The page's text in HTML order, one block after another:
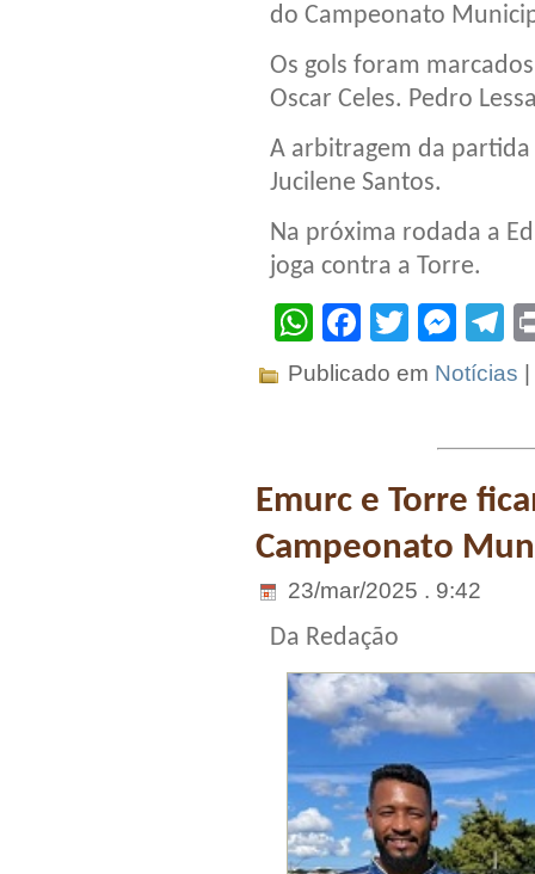
do Campeonato
Os gols foram
Oscar Celes. Pedro
A arbitragem da partida
Jucilene Santos.
Na próxima rodada a
joga contra a Torre.
WhatsApp
Facebook
Twitter
Publicado em Notícias |
Emurc e Torre
Campeonato
23/mar/2025 . 9:42
Da Redação